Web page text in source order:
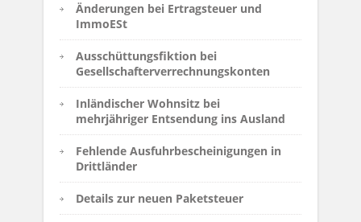
Änderungen bei Ertragsteuer und
ImmoESt
Ausschüttungsfiktion bei
Gesellschafterverrechnungskonten
Inländischer Wohnsitz bei
mehrjähriger Entsendung ins Ausland
Fehlende Ausfuhrbescheinigungen in
Drittländer
Details zur neuen Paketsteuer